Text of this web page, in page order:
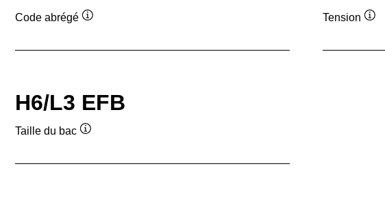
Code abrégé
Tension
H6/L3 EFB
Taille du bac